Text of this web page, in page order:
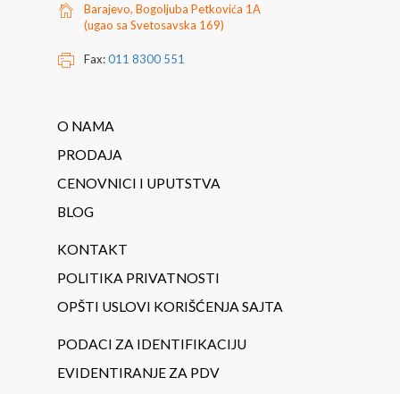
Barajevo, Bogoljuba Petkovića 1A
(ugao sa Svetosavska 169)
Fax:011 8300 551
O NAMA
PRODAJA
CENOVNICI I UPUTSTVA
BLOG
KONTAKT
POLITIKA PRIVATNOSTI
OPŠTI USLOVI KORIŠĆENJA SAJTA
PODACI ZA IDENTIFIKACIJU
EVIDENTIRANJE ZA PDV